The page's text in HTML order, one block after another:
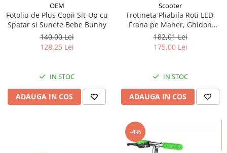
OEM
Fotoliu de Plus Copii Sit-Up cu
Spatar si Sunete Bebe Bunny
140,00 Lei
128,25 Lei
IN STOC
ADAUGA IN COS
Scooter
Trotineta Pliabila Roti LED,
Frana pe Maner, Ghidon
Reglabil - Roz
182,01 Lei
175,00 Lei
IN STOC
ADAUGA IN COS
-4%